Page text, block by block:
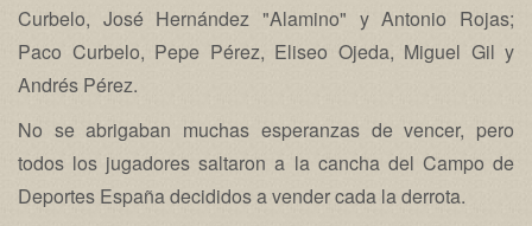
Curbelo, José Hernández "Alamino" y Antonio Rojas;
Paco Curbelo, Pepe Pérez, Eliseo Ojeda, Miguel Gil y
Andrés Pérez.
No se abrigaban muchas esperanzas de vencer, pero
todos los jugadores saltaron a la cancha del Campo de
Deportes España decididos a vender cada la derrota.